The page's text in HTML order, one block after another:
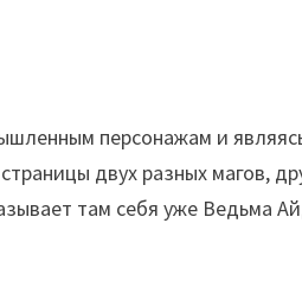
персонажам и
двух разных магов,
там себя уже Ведьма